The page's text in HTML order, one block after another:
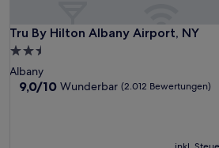
Tru By Hilton Albany Airport, NY
Tru By Hilton Albany Airport, NY
2.5-
Sterne-
Unterkunft
Albany
9.0
9,0/10 Wunderbar (2.012 Bewertungen)